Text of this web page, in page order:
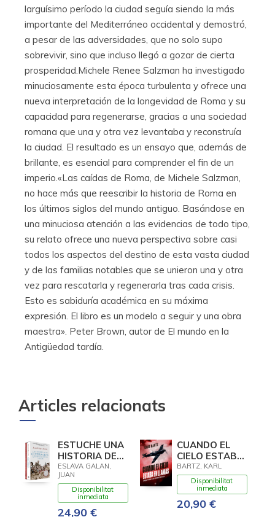
larguísimo período la ciudad seguía siendo la más
importante del Mediterráneo occidental y demostró,
a pesar de las adversidades, que no solo supo
sobrevivir, sino que incluso llegó a gozar de cierta
prosperidad.Michele Renee Salzman ha investigado
minuciosamente esta época turbulenta y ofrece una
nueva interpretación de la longevidad de Roma y su
capacidad para regenerarse, gracias a una sociedad
romana que una y otra vez levantaba y reconstruía
la ciudad. El resultado es un ensayo que, además de
brillante, es esencial para comprender el fin de un
imperio.«Las caídas de Roma, de Michele Salzman,
no hace más que reescribir la historia de Roma en
los últimos siglos del mundo antiguo. Basándose en
una minuciosa atención a las evidencias de todo tipo,
su relato ofrece una nueva perspectiva sobre casi
todos los aspectos del destino de esta vasta ciudad
y de las familias notables que se unieron una y otra
vez para rescatarla y regenerarla tras cada crisis.
Esto es sabiduría académica en su máxima
expresión. El libro es un modelo a seguir y una obra
maestra». Peter Brown, autor de El mundo en la
Antigüedad tardía.
Articles relacionats
ESTUCHE UNA
HISTORIA DE
LA GUERRA
CIVIL QUE NO
VA A GUSTAR
A NADIE
ESLAVA GALAN,
JUAN
Disponibilitat
inmediata
24,90 €
CUANDO EL
CIELO ESTABA
EN LLAMAS
BARTZ, KARL
Disponibilitat
inmediata
20,90 €